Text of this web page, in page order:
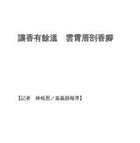
讓香有餘溫 雲霄厝剖香腳
【記者 林裕恩／嘉義縣報導】